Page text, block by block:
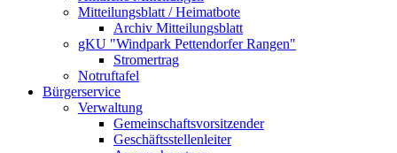
Mitteilungsblatt / Heimatbote
Archiv Mitteilungsblatt
gKU "Windpark Pettendorfer Rangen"
Stromertrag
Notruftafel
Bürgerservice
Verwaltung
Gemeinschaftsvorsitzender
Geschäftsstellenleiter